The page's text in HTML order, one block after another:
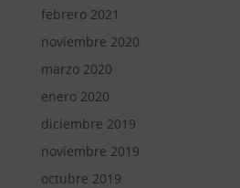
febrero 2021
noviembre 2020
marzo 2020
enero 2020
diciembre 2019
noviembre 2019
octubre 2019